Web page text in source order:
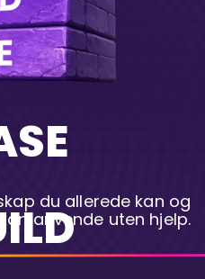
du allerede kan og
kan anvende uten hjelp.